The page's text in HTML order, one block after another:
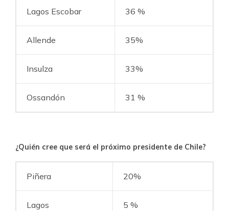
Lagos Escobar 36 %
Allende 35%
Insulza 33%
Ossandón 31 %
¿Quién cree que será el próximo presidente de Chile?
Piñera 20%
Lagos 5 %